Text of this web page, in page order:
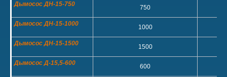
Дымосос ДН-15-750 750
Дымосос ДН-15-1000 1000
Дымосос ДН-15-1500 1500
Дымосос Д-15,5-600 600